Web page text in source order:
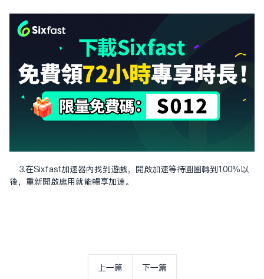
3.在Sixfast加速器內找到遊戲，開啟加速等待圓圈轉到100%以
後，重新開啟應用就能暢享加速。
上一篇 下一篇